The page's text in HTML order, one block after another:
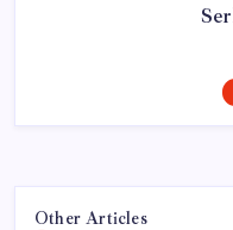
Other Articles